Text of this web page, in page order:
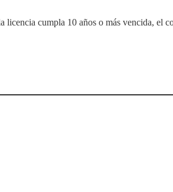
licencia cumpla 10 años o más vencida, el